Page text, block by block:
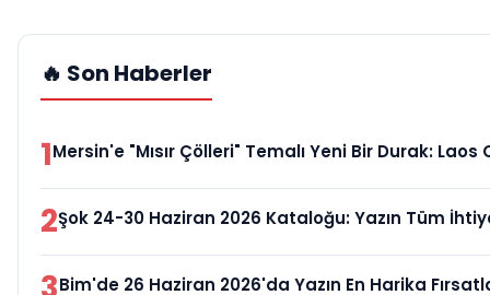
🔥 Son Haberler
1Mersin'e "Mısır Çölleri" Temalı Yeni Bir Durak: Laos
2Şok 24-30 Haziran 2026 Kataloğu: Yazın Tüm
Bim'de 26 Haziran 2026'da Yazın En Harika